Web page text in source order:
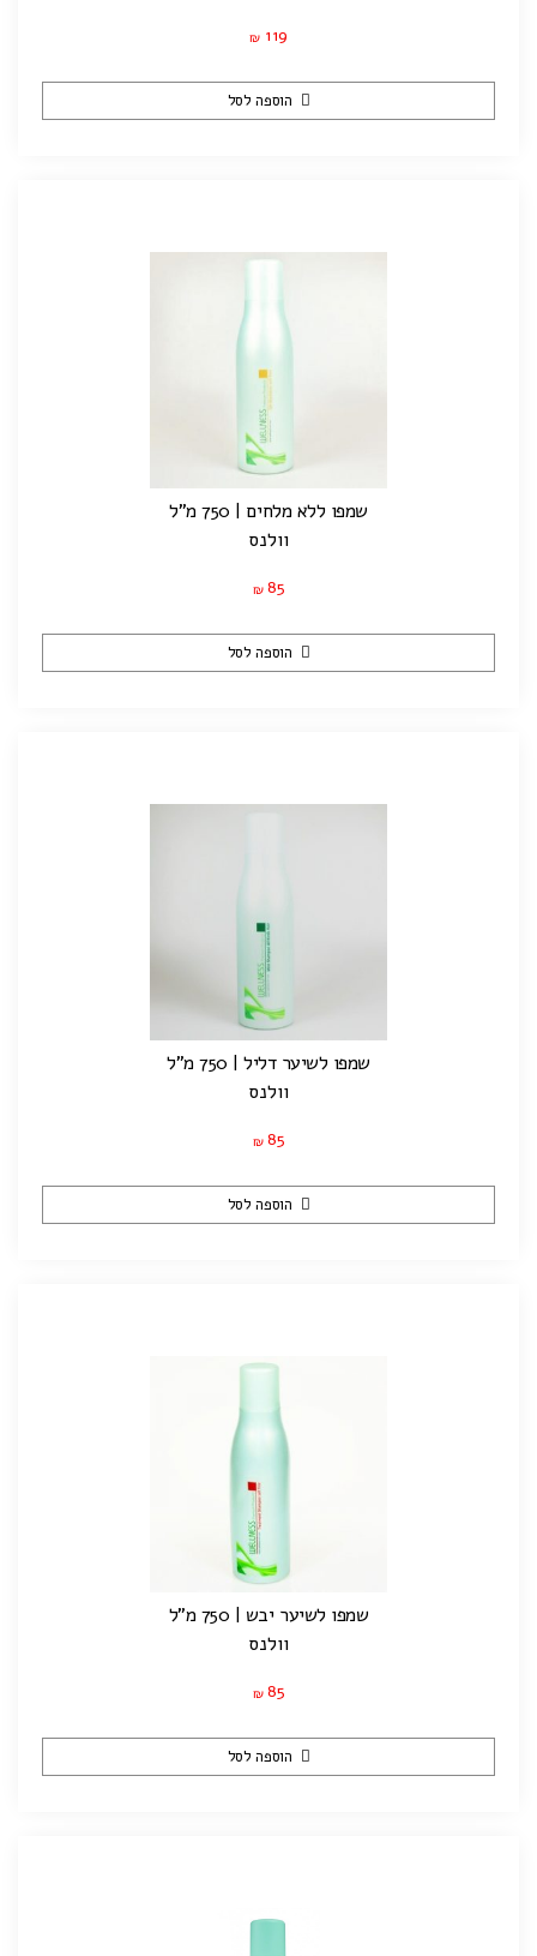
₪ 119
הוספה לסל
שמפו ללא מלחים | 750 מ"ל
וולנס
₪ 85
הוספה לסל
שמפו לשיער דליל | 750 מ"ל
וולנס
₪ 85
הוספה לסל
שמפו לשיער יבש | 750 מ"ל
וולנס
₪ 85
הוספה לסל